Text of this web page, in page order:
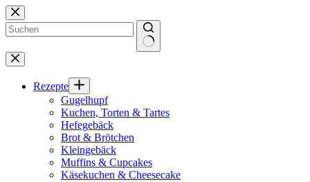
Zum
Inhalt
springen
Keine
Ergebnisse
Rezepte
Gugelhupf
Kuchen, Torten & Tartes
Hefegebäck
Brot & Brötchen
Kleingebäck
Muffins & Cupcakes
Käsekuchen & Cheesecake